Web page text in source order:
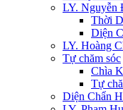
LY. Nguyễn
Thời
Diện
LY. Hoàng
Tự chăm sóc
Chìa
Tự
Diện Chẩn